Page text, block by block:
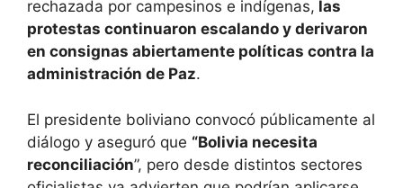
rechazada por campesinos e indígenas, las
protestas continuaron escalando y derivaron
en consignas abiertamente políticas contra la
administración de Paz.
El presidente boliviano convocó públicamente al
diálogo y aseguró que “Bolivia necesita
reconciliación”, pero desde distintos sectores